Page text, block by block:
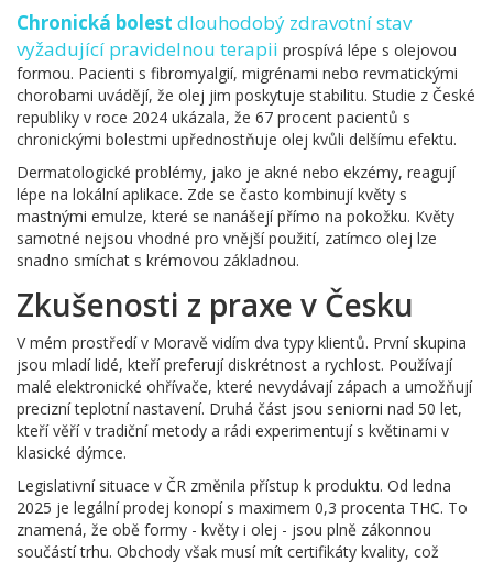
Chronická bolest dlouhodobý zdravotní stav
vyžadující pravidelnou terapii prospívá lépe s olejovou
formou. Pacienti s fibromyalgií, migrénami nebo revmatickými
chorobami uvádějí, že olej jim poskytuje stabilitu. Studie z České
republiky v roce 2024 ukázala, že 67 procent pacientů s
chronickými bolestmi upřednostňuje olej kvůli delšímu efektu.
Dermatologické problémy, jako je akné nebo ekzémy, reagují
lépe na lokální aplikace. Zde se často kombinují květy s
mastnými emulze, které se nanášejí přímo na pokožku. Květy
samotné nejsou vhodné pro vnější použití, zatímco olej lze
snadno smíchat s krémovou základnou.
Zkušenosti z praxe v Česku
V mém prostředí v Moravě vidím dva typy klientů. První skupina
jsou mladí lidé, kteří preferují diskrétnost a rychlost. Používají
malé elektronické ohřívače, které nevydávají zápach a umožňují
precizní teplotní nastavení. Druhá část jsou seniorni nad 50 let,
kteří věří v tradiční metody a rádi experimentují s květinami v
klasické dýmce.
Legislativní situace v ČR změnila přístup k produktu. Od ledna
2025 je legální prodej konopí s maximem 0,3 procenta THC. To
znamená, že obě formy - květy i olej - jsou plně zákonnou
součástí trhu. Obchody však musí mít certifikáty kvality, což